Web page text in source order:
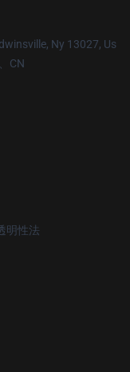
Ny 13027, Us
CN
明性法